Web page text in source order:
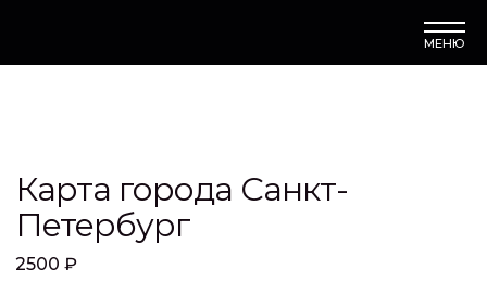
МЕНЮ
Карта города Санкт-
Петербург
2500 ₽